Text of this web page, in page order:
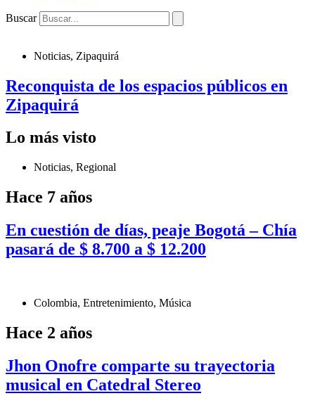
Buscar
Noticias, Zipaquirá
Reconquista de los espacios públicos en
Zipaquirá
Lo más visto
Noticias, Regional
Hace 7 años
En cuestión de días, peaje Bogotá – Chía
pasará de $ 8.700 a $ 12.200
Colombia, Entretenimiento, Música
Hace 2 años
Jhon Onofre comparte su trayectoria
musical en Catedral Stereo